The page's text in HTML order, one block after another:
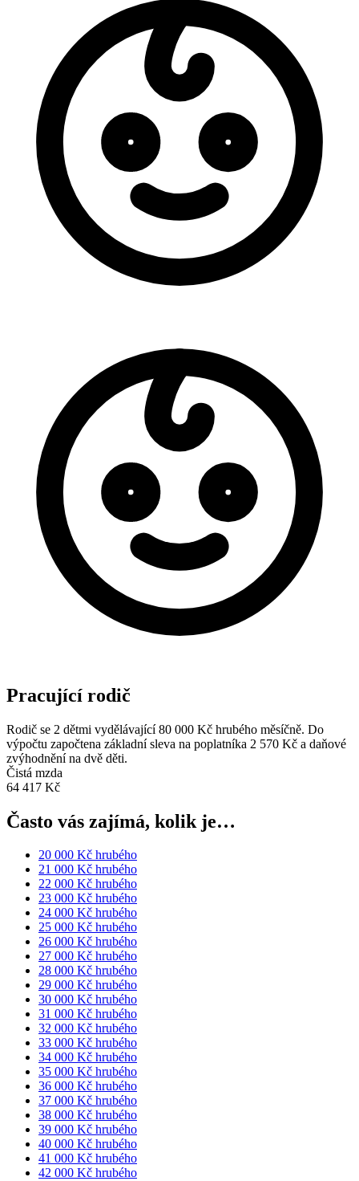
Pracující rodič
Rodič se 2 dětmi vydělávající 80 000 Kč hrubého měsíčně. Do
výpočtu započtena základní sleva na poplatníka 2 570 Kč a daňové
zvýhodnění na dvě děti.
Čistá mzda
64 417 Kč
Často vás zajímá, kolik je…
20 000 Kč hrubého
21 000 Kč hrubého
22 000 Kč hrubého
23 000 Kč hrubého
24 000 Kč hrubého
25 000 Kč hrubého
26 000 Kč hrubého
27 000 Kč hrubého
28 000 Kč hrubého
29 000 Kč hrubého
30 000 Kč hrubého
31 000 Kč hrubého
32 000 Kč hrubého
33 000 Kč hrubého
34 000 Kč hrubého
35 000 Kč hrubého
36 000 Kč hrubého
37 000 Kč hrubého
38 000 Kč hrubého
39 000 Kč hrubého
40 000 Kč hrubého
41 000 Kč hrubého
42 000 Kč hrubého